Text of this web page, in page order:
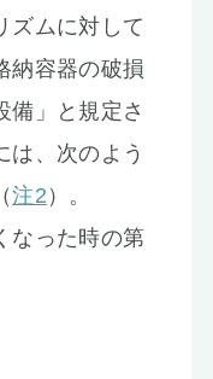
ズムに対して
納容器の破損
備」と規定さ
は、次のよう
注2 ）。
なった時の第